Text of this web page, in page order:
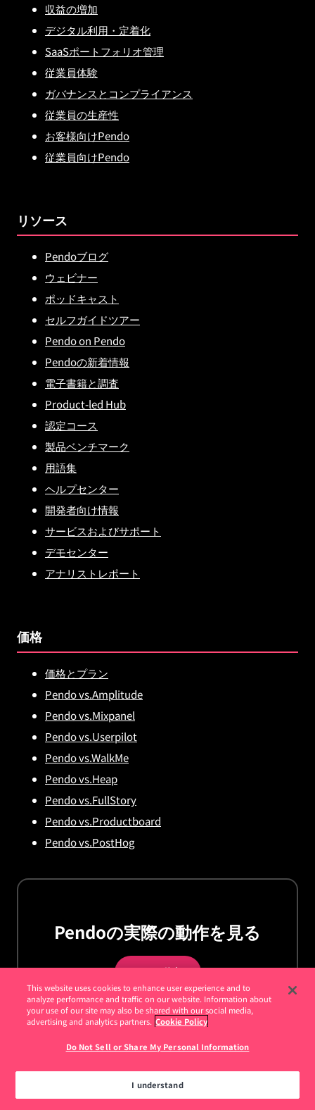
収益の増加
デジタル利用・定着化
SaaSポートフォリオ管理
従業員体験
ガバナンスとコンプライアンス
従業員の生産性
お客様向けPendo
従業員向けPendo
リソース
Pendoブログ
ウェビナー
ポッドキャスト
セルフガイドツアー
Pendo on Pendo
Pendoの新着情報
電子書籍と調査
Product-led Hub
認定コース
製品ベンチマーク
用語集
ヘルプセンター
開発者向け情報
サービスおよびサポート
デモセンター
アナリストレポート
価格
価格とプラン
Pendo vs.Amplitude
Pendo vs.Mixpanel
Pendo vs.Userpilot
Pendo vs.WalkMe
Pendo vs.Heap
Pendo vs.FullStory
Pendo vs.Productboard
Pendo vs.PostHog
Pendoの実際の動作を見る
デモを依頼
This website uses cookies to enhance user experience and to
analyze performance and traffic on our website. Information about
your use of our site may also be shared with our social media,
advertising and analytics partners. Cookie Policy
Do Not Sell or Share My Personal Information
I understand